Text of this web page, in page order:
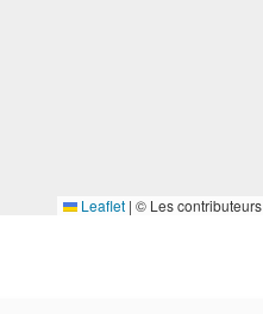
Leaflet | © Les contributeurs